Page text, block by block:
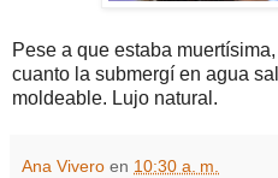
Pese a que estaba
cuanto la submergí en agua
moldeable. Lujo natural.
Ana Vivero en 10:30 a. m.